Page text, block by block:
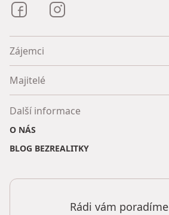
Bezrealitky na Facebooku
Zájemci
Majitelé
Další informace
O NÁS
BLOG BEZREALITKY
Rádi vám poradíme